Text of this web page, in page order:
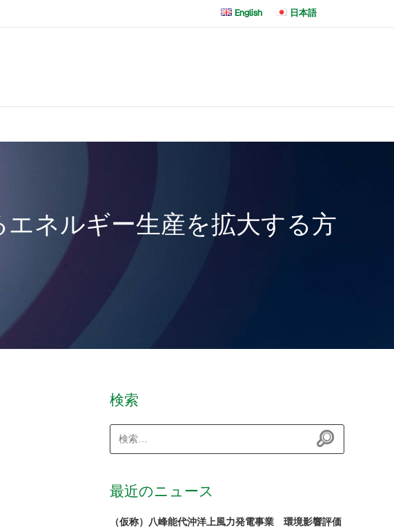
English 日本語
ネルギー生産を拡大する方
検索
最近のニュース
（仮称）八峰能代沖洋上風力発電事業 環境影響評価